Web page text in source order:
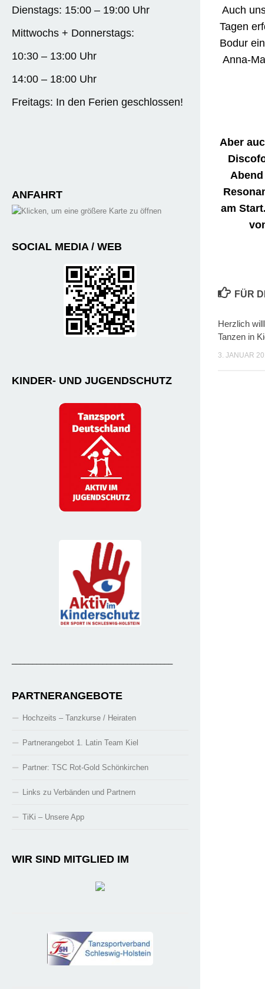
Auch
Tagen
Bodur
Anna-
Aber
am
FÜR
Herzlich
Tanzen in
3. JANUAR
Dienstags: 15:00 – 19:00 Uhr
Mittwochs + Donnerstags:
10:30 – 13:00 Uhr
14:00 – 18:00 Uhr
Freitags: In den Ferien geschlossen!
ANFAHRT
SOCIAL MEDIA / WEB
KINDER- UND JUGENDSCHUTZ
PARTNERANGEBOTE
Hochzeits – Tanzkurse / Heiraten
Partnerangebot 1. Latin Team Kiel
Partner: TSC Rot-Gold Schönkirchen
Links zu Verbänden und Partnern
TiKi – Unsere App
WIR SIND MITGLIED IM